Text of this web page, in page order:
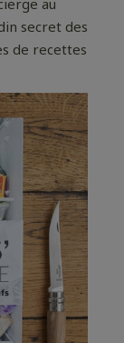
au
secret des
de recettes